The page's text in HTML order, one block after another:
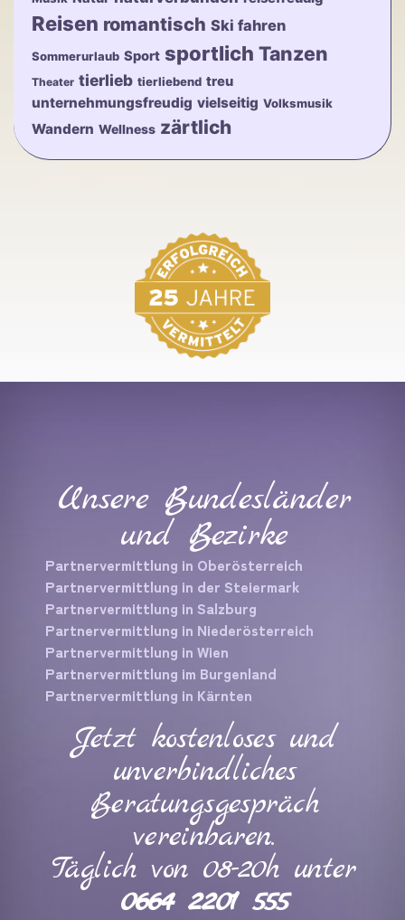
Reisen romantisch Ski fahren
Sommerurlaub Sport sportlich Tanzen
Theater tierlieb tierliebend treu
unternehmungsfreudig vielseitig Volksmusik
Wandern Wellness zärtlich
Unsere Bundesländer
und Bezirke
Partnervermittlung in Oberösterreich
Partnervermittlung in der Steiermark
Partnervermittlung in Salzburg
Partnervermittlung in Niederösterreich
Partnervermittlung in Wien
Partnervermittlung im Burgenland
Partnervermittlung in Kärnten
Jetzt kostenloses und
unverbindliches
Beratungsgespräch
vereinbaren.
Täglich von 08-20h unter
0664 2201 555